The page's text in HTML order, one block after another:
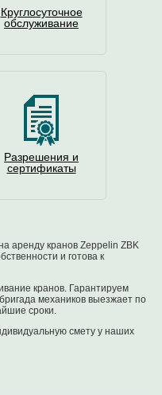
Круглосуточное
обслуживание
Разрешения и
сертификаты
аренду кранов Zeppelin ZBK
и готова к
кранов. Гарантируем
механиков выезжает по
сроки.
смету у наших